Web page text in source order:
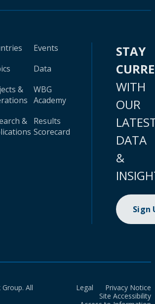
&
&
Events
Data
WBG
Academy
Results
Scorecard
STAY
WITH
OUR
DATA
&
Sign
All
Legal
Privacy Notice
Site Accessibility